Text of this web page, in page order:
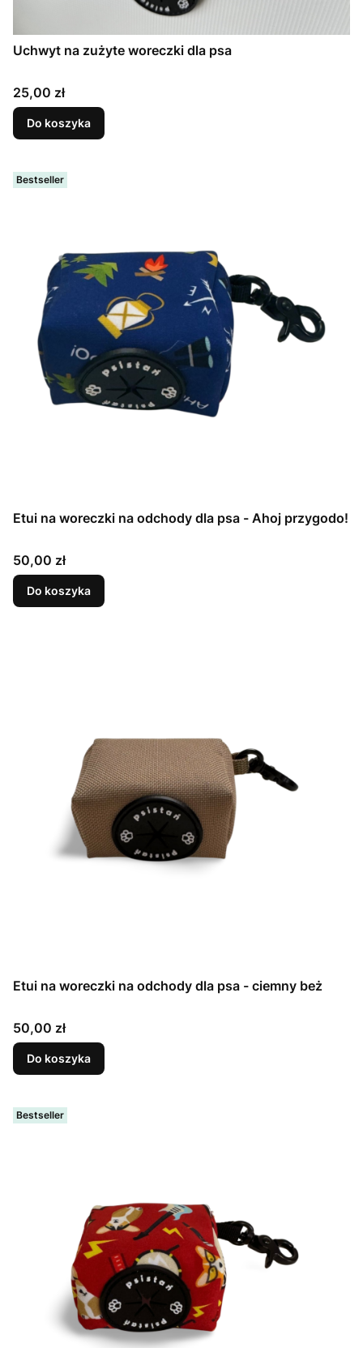
Uchwyt na zużyte woreczki dla psa
Cena
25,00 zł
Do koszyka
Bestseller
Etui na woreczki na odchody dla psa - Ahoj przygodo!
Cena
50,00 zł
Do koszyka
Etui na woreczki na odchody dla psa - ciemny beż
Cena
50,00 zł
Do koszyka
Bestseller